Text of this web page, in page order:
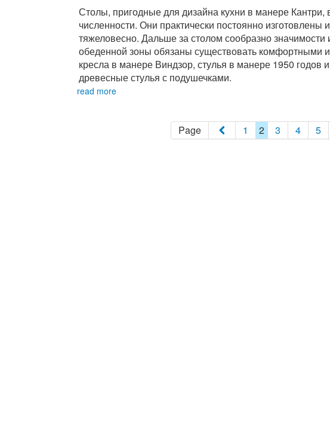
Столы, пригодные для дизайна кухни в манере
численности. Они практически постоянно изготовлены
тяжеловесно. Дальше за столом сообразно значимости
обеденной зоны обязаны существовать комфортными
кресла в манере Виндзор, стулья в манере 1950
древесные стулья с подушечками.
read more
Page 1 2 3 4 5